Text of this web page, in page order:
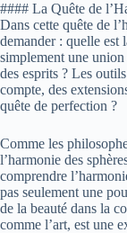
#### La Quête de
Dans cette quête de
demander : quelle est
simplement une
des esprits ? Les
compte, des
quête de perfection ?
Comme les
l’harmonie des
comprendre
pas seulement une
de la beauté dans la
comme l’art, est une